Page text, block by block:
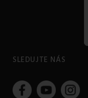
SLEDUJTE NÁS